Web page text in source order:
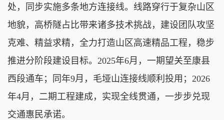
处，同步实施多条地方连接线。线路穿行于复杂山区
地貌，高桥隧占比带来诸多技术挑战，建设团队攻坚
克难、精益求精，全力打造山区高速精品工程，稳步
推进分阶段建设目标。2025年6月，一期望关至康县
西段通车；同年9月，毛垭山连接线顺利投用；2026
年4月，二期工程建成，实现全线贯通，一步步兑现
交通惠民承诺。